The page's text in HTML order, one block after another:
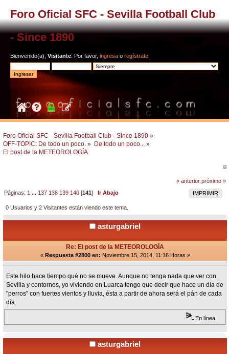
Foro Oficial SFC - Sevilla Football Club
- Since 1890
Bienvenido(a), Visitante . Por favor, ingresa o regístrate
Foro Oficial SFC - Sevilla Football Club - Since 1890 »
OFF-TOPIC: De todo un poco. » De todo un poco... »
El post de la METEOROLOGÍA
« anterior próximo »
IMPRIMIR
Páginas: 1 ... 137 138 139 140 [141]Ir Abajo
0 Usuarios y 2 Visitantes están viendo este tema.
asturgabriel
Re: El post de la METEOROLOGÍA
« Respuesta #2800 en: Noviembre 15, 2014, 11:16 Horas »
Este hilo hace tiempo qué no se mueve. Aunque no tenga nada que ver con
Sevilla y contornos, yo viviendo en Luarca tengo que decir que hace un día de
"perros" con fuertes vientos y lluvia, ésta a partir de ahora será el pán de cada
día.
En línea
asturgabriel